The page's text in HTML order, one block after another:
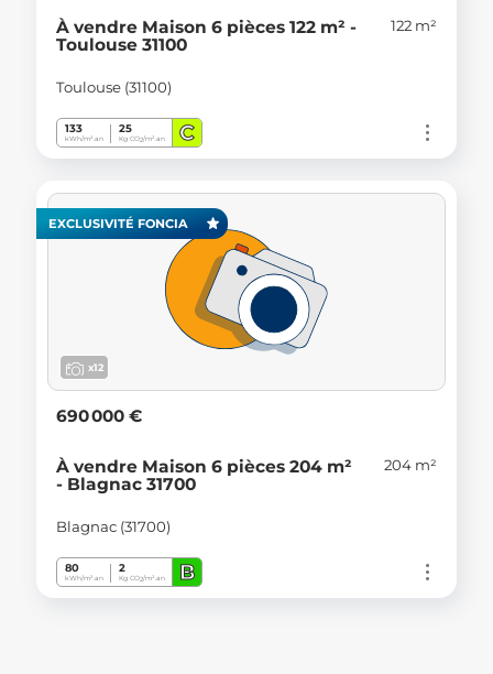
À vendre Maison 6 pièces 122 m² -
Toulouse 31100
122 m²
Toulouse (31100)
133
kWh/m².an
25
Kg CO2/m².an C
EXCLUSIVITÉ FONCIA
x12
690 000 €
À vendre Maison 6 pièces 204 m²
- Blagnac 31700
204 m²
Blagnac (31700)
80
kWh/m².an
2
Kg CO2/m².an B